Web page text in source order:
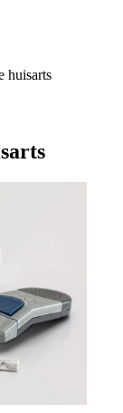
huisarts